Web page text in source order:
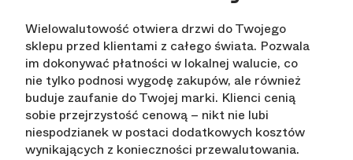
Wielowalutowość otwiera drzwi do Twojego
sklepu przed klientami z całego świata. Pozwala
im dokonywać płatności w lokalnej walucie, co
nie tylko podnosi wygodę zakupów, ale również
buduje zaufanie do Twojej marki. Klienci cenią
sobie przejrzystość cenową – nikt nie lubi
niespodzianek w postaci dodatkowych kosztów
wynikających z konieczności przewalutowania.